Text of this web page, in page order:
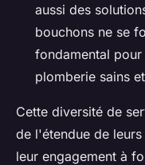
aussi des
bouchons ne se
fondamental
plomberie sains
Cette diversité de
de l'étendue de
leur engagement à